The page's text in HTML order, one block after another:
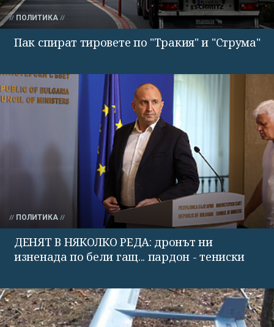
ПОЛИТИКА
Пак спират тировете по "Тракия" и "Струма"
ПОЛИТИКА
ДЕНЯТ В НЯКОЛКО РЕДА: дронът ни
изненада по бели гащ... пардон - тениски